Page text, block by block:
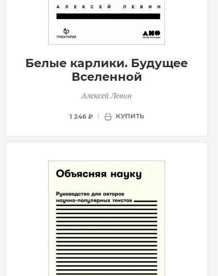
Белые карлики. Будущее
Вселенной
Алексей Левин
1 246 ₽ КУПИТЬ